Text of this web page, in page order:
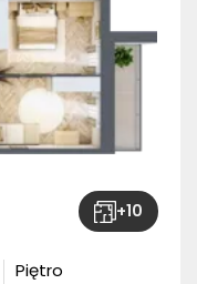
+10
Piętro